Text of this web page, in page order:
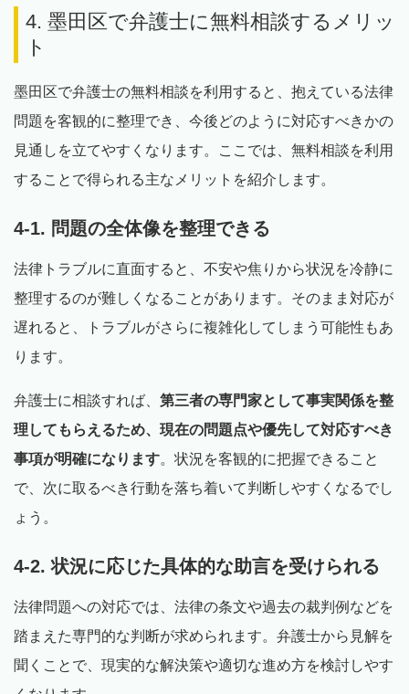
4. 墨田区で弁護士に無料相談するメリッ
ト
墨田区で弁護士の無料相談を利用すると、抱えている法律
問題を客観的に整理でき、今後どのように対応すべきかの
見通しを立てやすくなります。ここでは、無料相談を利用
することで得られる主なメリットを紹介します。
4-1. 問題の全体像を整理できる
法律トラブルに直面すると、不安や焦りから状況を冷静に
整理するのが難しくなることがあります。そのまま対応が
遅れると、トラブルがさらに複雑化してしまう可能性もあ
ります。
弁護士に相談すれば、 第三者の専門家として事実関係を整
理してもらえるため、現在の問題点や優先して対応すべき
事項が明確になります。状況を客観的に把握できること
で、次に取るべき行動を落ち着いて判断しやすくなるでし
ょう。
4-2. 状況に応じた具体的な助言を受けられる
法律問題への対応では、法律の条文や過去の裁判例などを
踏まえた専門的な判断が求められます。弁護士から見解を
聞くことで、現実的な解決策や適切な進め方を検討しやす